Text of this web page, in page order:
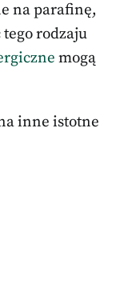
na parafinę,
rodzaju
mogą
inne istotne